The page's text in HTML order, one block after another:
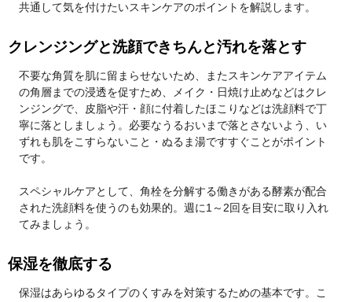
共通して気を付けたいスキンケアのポイントを解説します。
クレンジングと洗顔できちんと汚れを落とす
不要な角質を肌に留まらせないため、またスキンケアアイテム
の角層までの浸透を促すため、メイク・日焼け止めなどはクレ
ンジングで、皮脂や汗・顔に付着したほこりなどは洗顔料で丁
寧に落としましょう。必要なうるおいまで落とさないよう、い
ずれも肌をこすらないこと・ぬるま湯ですすぐことがポイント
です。
スペシャルケアとして、角栓を分解する働きがある酵素が配合
された洗顔料を使うのも効果的。週に1～2回を目安に取り入れ
てみましょう。
保湿を徹底する
保湿はあらゆるタイプのくすみを対策するための基本です。こ